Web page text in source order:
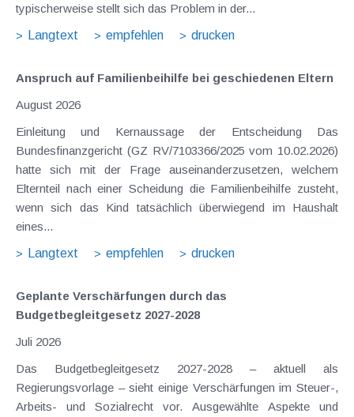
typischerweise stellt sich das Problem in der...
Langtext
empfehlen drucken
Anspruch auf Familienbeihilfe bei geschiedenen Eltern
August 2026
Einleitung und Kernaussage der Entscheidung Das
Bundesfinanzgericht (GZ RV/7103366/2025 vom 10.02.2026)
hatte sich mit der Frage auseinanderzusetzen, welchem
Elternteil nach einer Scheidung die Familienbeihilfe zusteht,
wenn sich das Kind tatsächlich überwiegend im Haushalt
eines...
Langtext
empfehlen drucken
Geplante Verschärfungen durch das
Budgetbegleitgesetz 2027-2028
Juli 2026
Das Budgetbegleitgesetz 2027-2028 – aktuell als
Regierungsvorlage – sieht einige Verschärfungen im Steuer-,
Arbeits- und Sozialrecht vor. Ausgewählte Aspekte und